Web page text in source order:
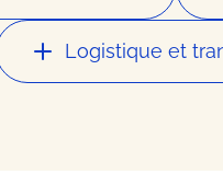
Logistique et